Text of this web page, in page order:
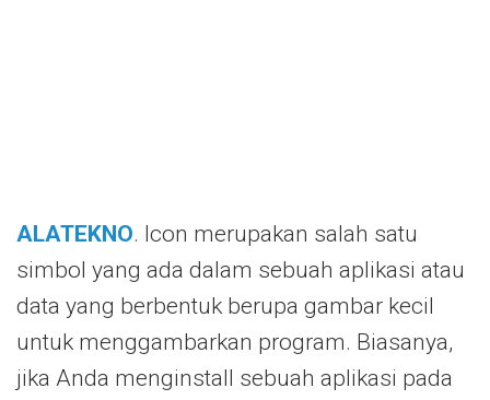
ALATEKNO. Icon merupakan salah satu
simbol yang ada dalam sebuah aplikasi atau
data yang berbentuk berupa gambar kecil
untuk menggambarkan program. Biasanya,
jika Anda menginstall sebuah aplikasi pada